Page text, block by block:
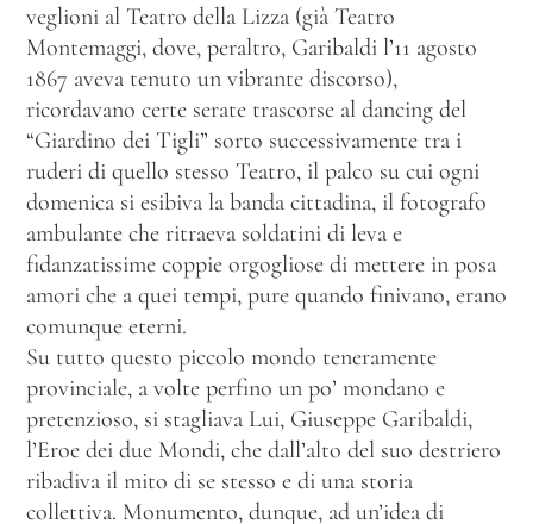
veglioni al Teatro della Lizza (già Teatro
Montemaggi, dove, peraltro, Garibaldi l’11 agosto
1867 aveva tenuto un vibrante discorso),
ricordavano certe serate trascorse al dancing del
“Giardino dei Tigli” sorto successivamente tra i
ruderi di quello stesso Teatro, il palco su cui ogni
domenica si esibiva la banda cittadina, il fotografo
ambulante che ritraeva soldatini di leva e
fidanzatissime coppie orgogliose di mettere in posa
amori che a quei tempi, pure quando finivano, erano
comunque eterni.
Su tutto questo piccolo mondo teneramente
provinciale, a volte perfino un po’ mondano e
pretenzioso, si stagliava Lui, Giuseppe Garibaldi,
l’Eroe dei due Mondi, che dall’alto del suo destriero
ribadiva il mito di se stesso e di una storia
collettiva. Monumento, dunque, ad un’idea di